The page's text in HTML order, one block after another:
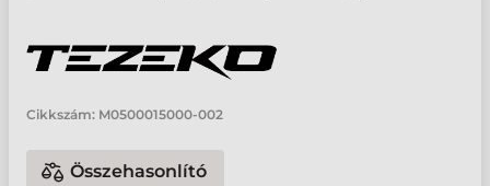
Cikkszám: M0500015000-002
Összehasonlító